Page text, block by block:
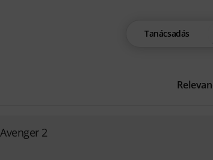
Tanácsadás
2